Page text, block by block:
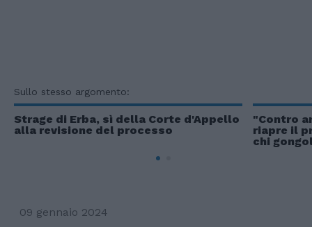
Sullo stesso argomento:
Strage di Erba, sì della Corte d'Appello
alla revisione del processo
"Contro
riapre il
chi
09 gennaio 2024